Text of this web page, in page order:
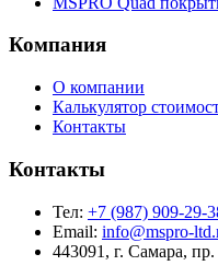
Компания
О компании
Калькулятор
Контакты
Контакты
Тел: +7 (987) 909-29-
Email: info@mspro-
443091, г. Самара,